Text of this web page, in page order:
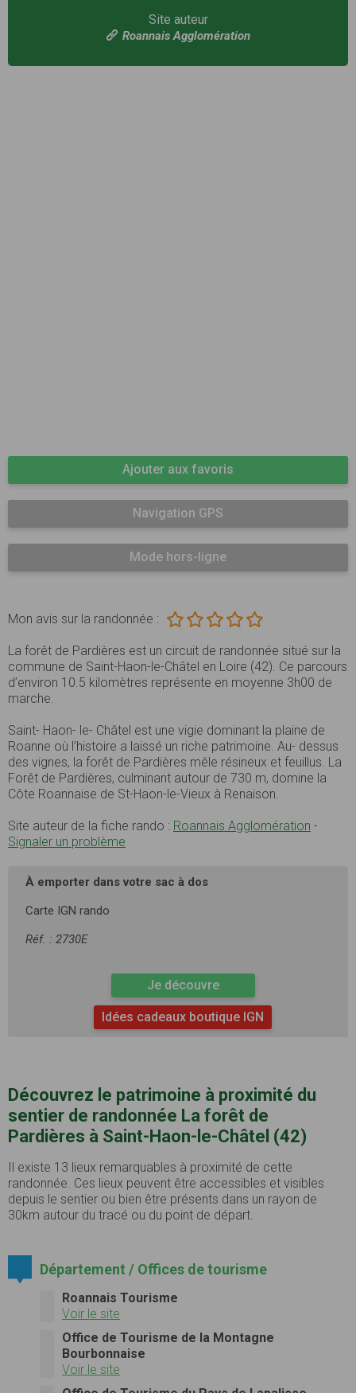
Site auteur
Roannais Agglomération
Ajouter aux favoris
Navigation GPS
Mode hors-ligne
Mon avis sur la randonnée :
La forêt de Pardières est un circuit de randonnée situé sur la
commune de Saint-Haon-le-Châtel en Loire (42). Ce parcours
d’environ 10.5 kilomètres représente en moyenne 3h00 de
marche.
Saint- Haon- le- Châtel est une vigie dominant la plaine de
Roanne où l’histoire a laissé un riche patrimoine. Au- dessus
des vignes, la forêt de Pardières mêle résineux et feuillus. La
Forêt de Pardières, culminant autour de 730 m, domine la
Côte Roannaise de St-Haon-le-Vieux à Renaison.
Site auteur de la fiche rando : Roannais Agglomération -
Signaler un problème
À emporter dans votre sac à dos
Carte IGN rando
Réf. : 2730E
Je découvre
Idées cadeaux boutique IGN
Découvrez le patrimoine à proximité du
sentier de randonnée La forêt de
Pardières à Saint-Haon-le-Châtel (42)
Il existe 13 lieux remarquables à proximité de cette
randonnée. Ces lieux peuvent être accessibles et visibles
depuis le sentier ou bien être présents dans un rayon de
30km autour du tracé ou du point de départ.
Département / Offices de tourisme
Roannais Tourisme
Voir le site
Office de Tourisme de la Montagne
Bourbonnaise
Voir le site